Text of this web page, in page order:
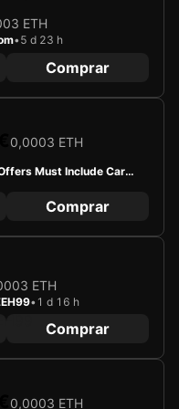
ETH
•5 d 23 h
Comprar
0,0003 ETH
Must Include Card
Comprar
ETH
• 1 d 16 h
Comprar
0,0003 ETH